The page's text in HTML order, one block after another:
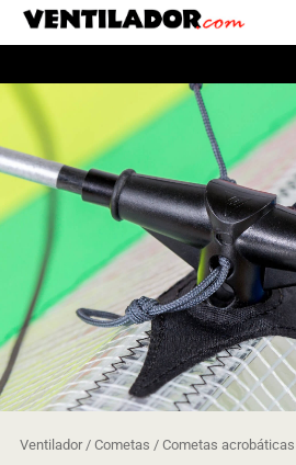
Ventilador/ Cometas / Cometas acrobáticas